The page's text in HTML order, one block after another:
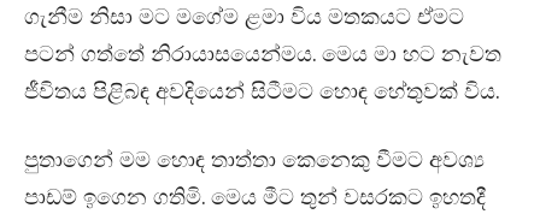
ගැනීම නිසා මට මගේම ළමා විය මතකයට ඒමට
පටන් ගත්තේ නිරායාසයෙන්මය. මෙය මා හට නැවත
ජීවිතය පිළිබඳ අවදියෙන් සිටීමට හොඳ හේතුවක් විය.
පුතාගෙන් මම හොඳ තාත්තා කෙනෙකු වීමට අවශ්‍ය
පාඩම් ඉගෙන ගතිමි. මෙය මීට තුන් වසරකට ඉහතදී